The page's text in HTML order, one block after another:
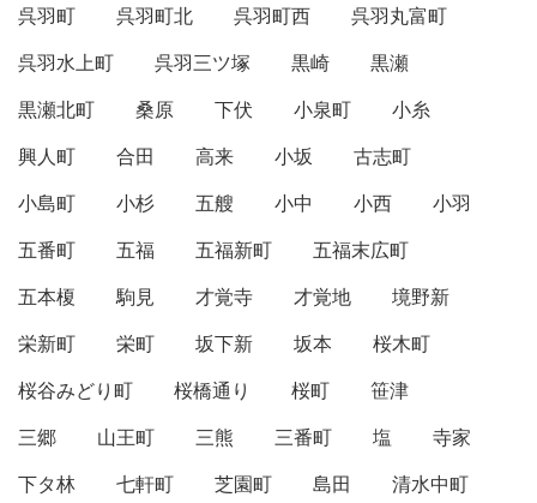
呉羽町
呉羽町北 呉羽町西
呉羽丸富町
呉羽水上町
呉羽三ツ塚 黒崎
黒瀬
黒瀬北町
桑原 下伏 小泉町
小糸
興人町
合田 高来 小坂
古志町
小島町
小杉 五艘 小中 小西
小羽
五番町
五福 五福新町
五福末広町
五本榎
駒見 才覚寺 才覚地
境野新
栄新町
栄町 坂下新 坂本
桜木町
桜谷みどり町
桜橋通り 桜町
笹津
三郷
山王町 三熊 三番町 塩
寺家
下タ林
七軒町 芝園町 島田
清水中町